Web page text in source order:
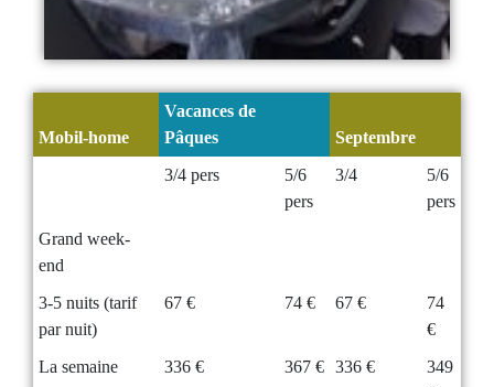
Mobil-home
Vacances de
Pâques
Septembre
3/4 pers
5/6
pers
3/4
5/6
pers
Grand week-
end
3-5 nuits (tarif
par nuit)
67 € 74 € 67 €
74
€
La semaine
336 € 367 € 336 €
349